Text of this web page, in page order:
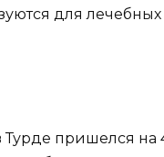
для
пришелся на